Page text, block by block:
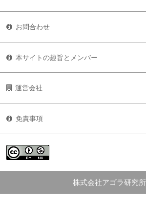
お問合わせ
本サイトの趣旨とメンバー
運営会社
免責事項
株式会社アゴラ研究所